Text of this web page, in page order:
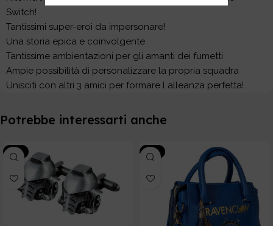
Switch!
Tantissimi super-eroi da impersonare!
Una storia epica e coinvolgente
Tantissime ambientazioni per gli amanti dei fumetti
Ampie possibilità di personalizzare la propria squadra
Unisciti con altri 3 amici per formare l alleanza perfetta!
Potrebbe interessarti anche
-15% -15%